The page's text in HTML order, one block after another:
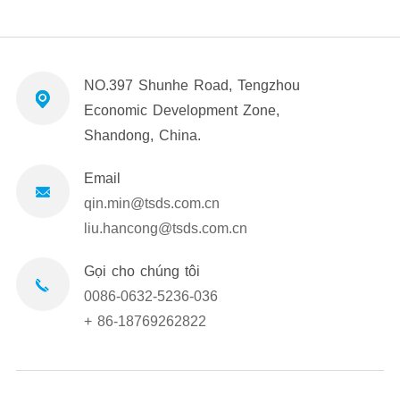
NO.397 Shunhe Road, Tengzhou
Economic Development Zone,
Shandong, China.
Email
qin.min@tsds.com.cn
liu.hancong@tsds.com.cn
Gọi cho chúng tôi
0086-0632-5236-036
+ 86-18769262822